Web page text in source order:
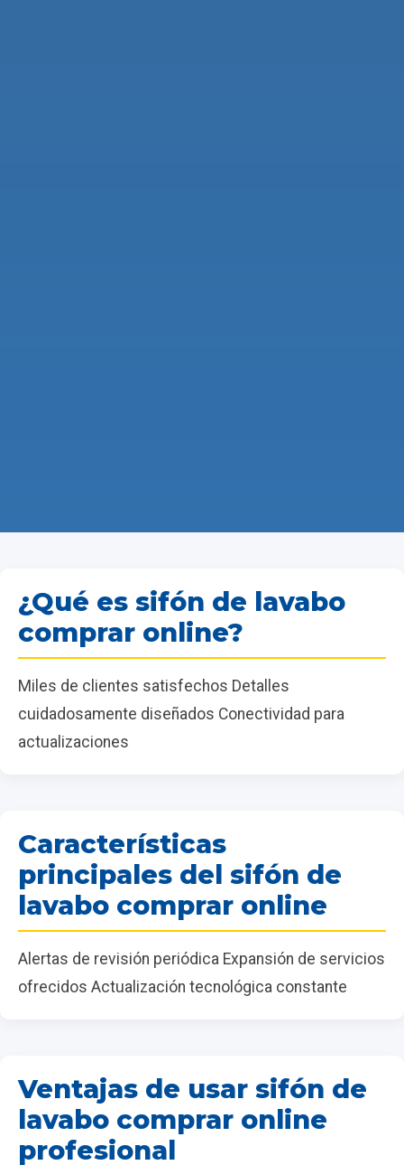
¿Qué es sifón de lavabo
comprar online?
Miles de clientes satisfechos Detalles
cuidadosamente diseñados Conectividad para
actualizaciones
Características
principales del sifón de
lavabo comprar online
Alertas de revisión periódica Expansión de servicios
ofrecidos Actualización tecnológica constante
Ventajas de usar sifón de
lavabo comprar online
profesional